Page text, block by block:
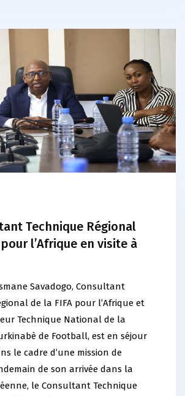
Technique Régional
pour l’Afrique en visite à
Savadogo, Consultant
de la FIFA pour l’Afrique et
Technique National de la
de Football, est en séjour
le cadre d’une mission de
de son arrivée dans la
le Consultant Technique